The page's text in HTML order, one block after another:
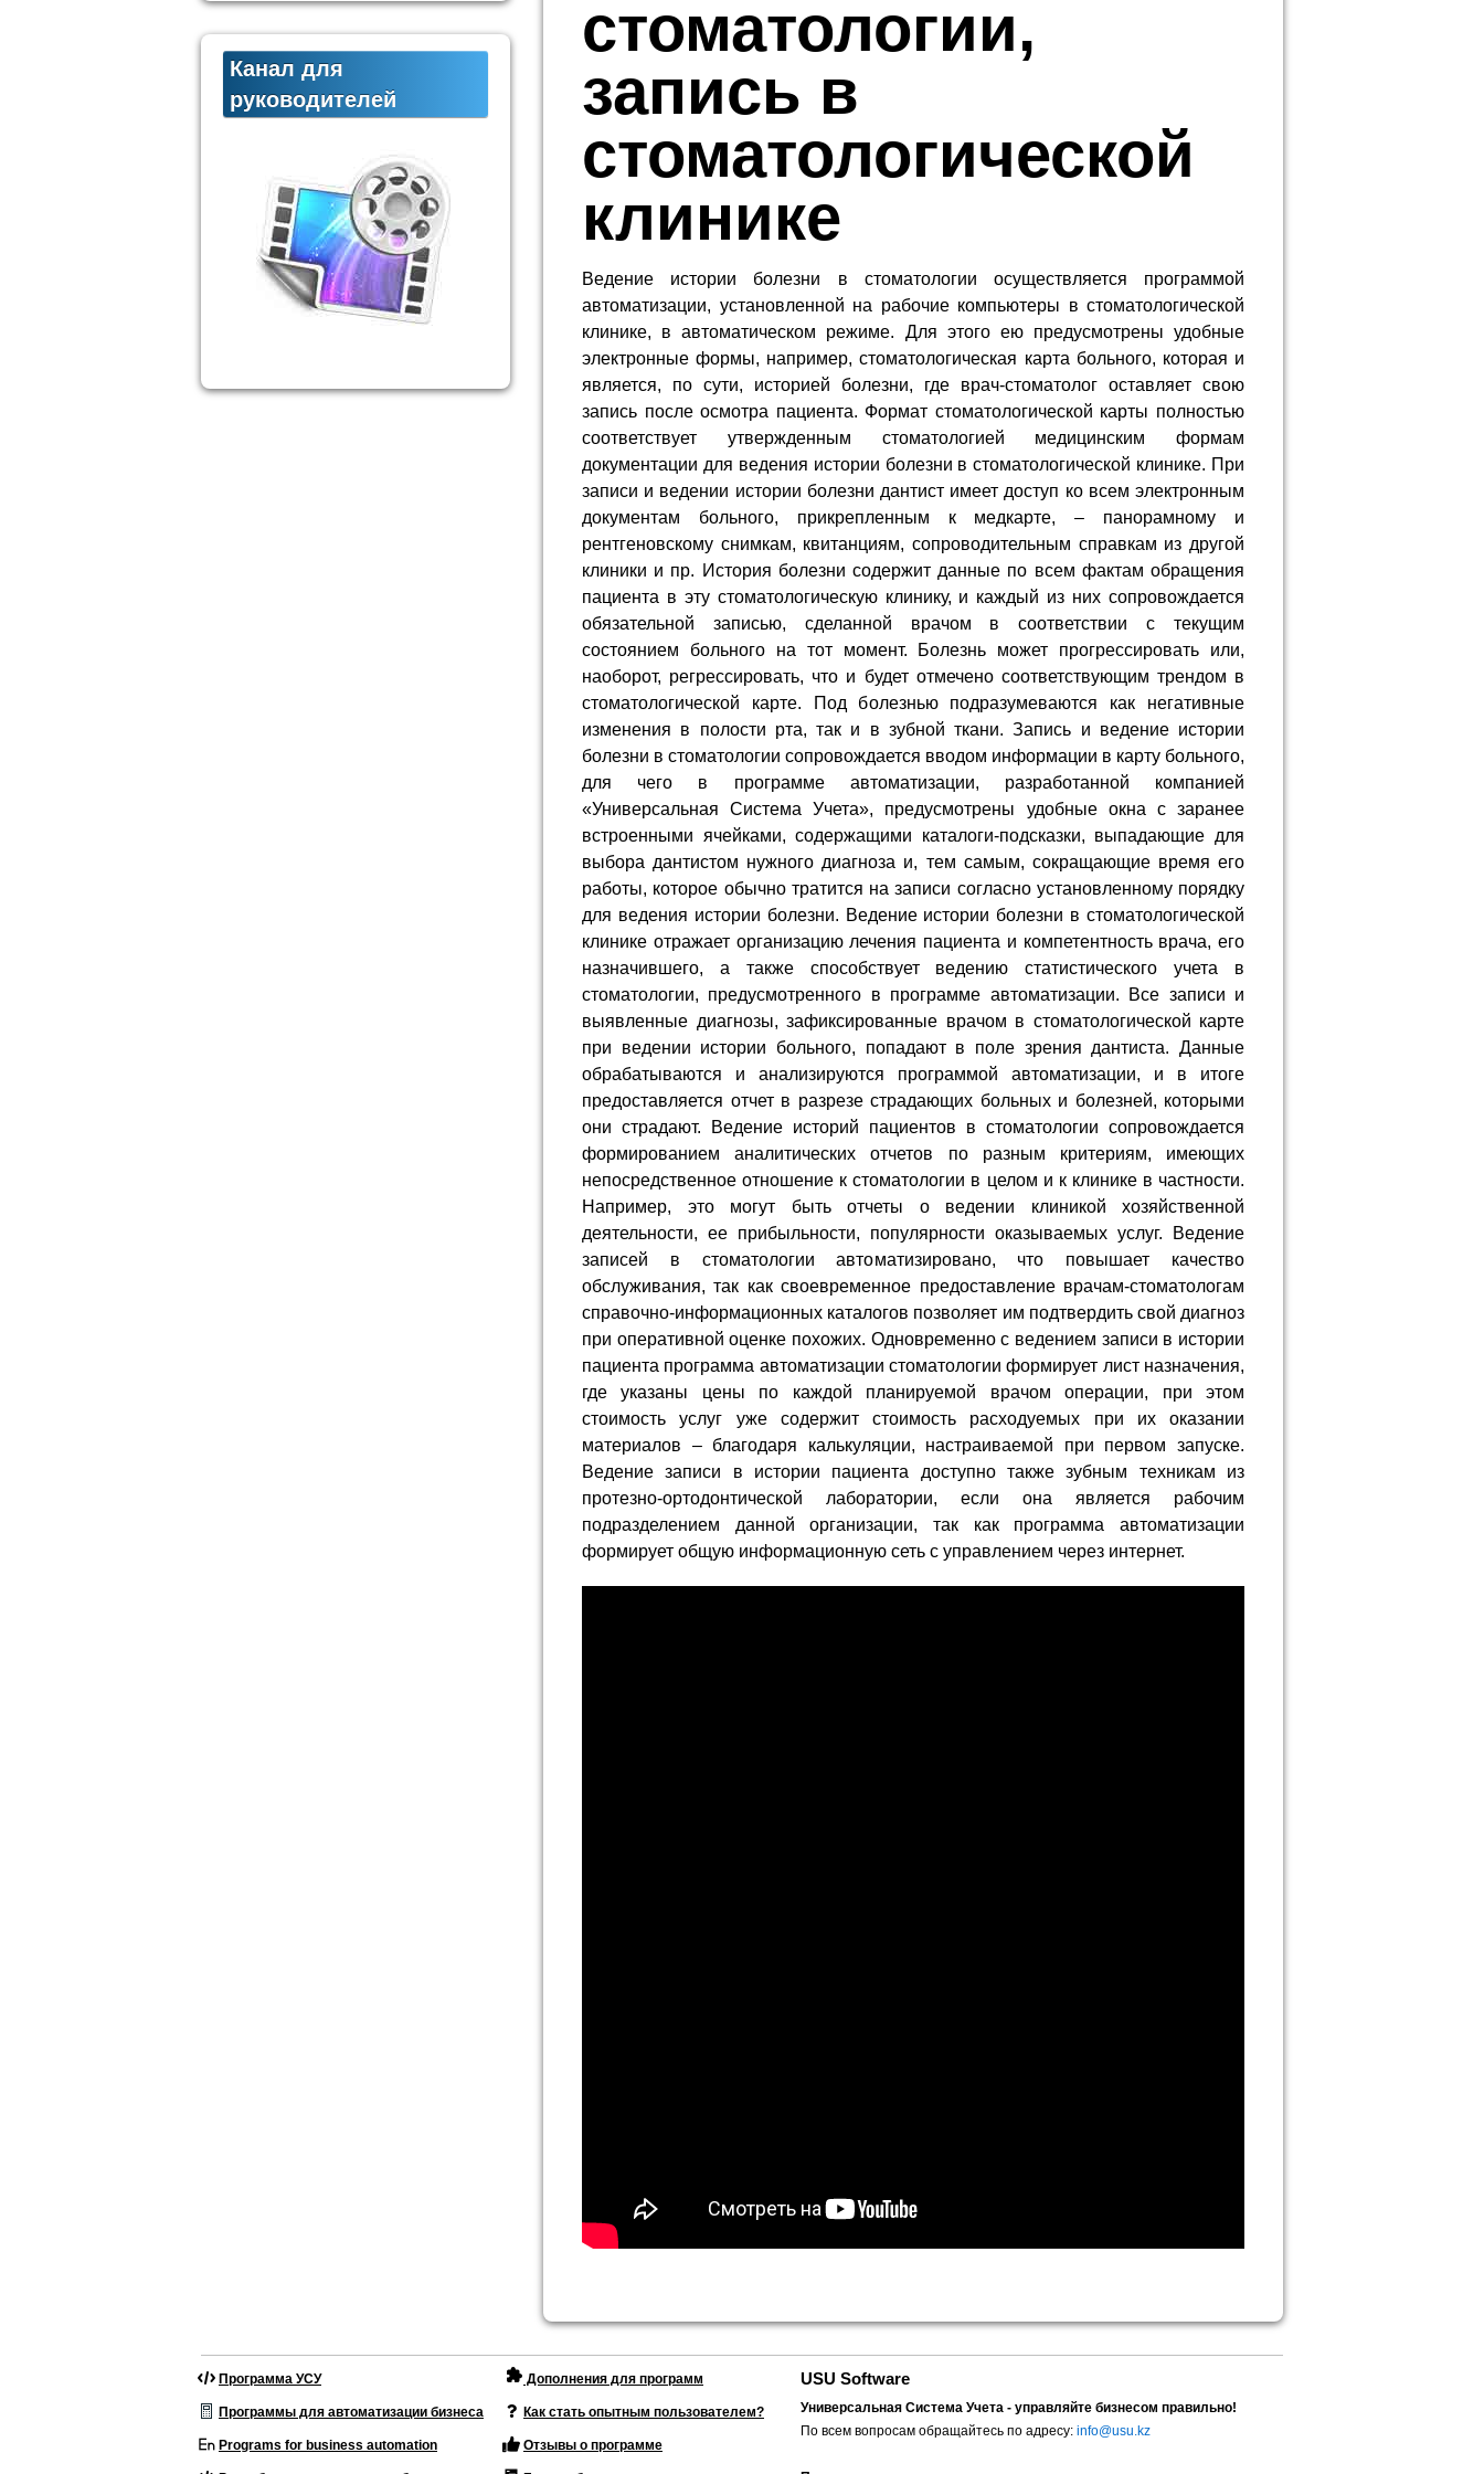
стоматологии,
запись в
стоматологической
клинике
Ведение истории болезни в стоматологии осуществляется программой
автоматизации, установленной на рабочие компьютеры в стоматологической
клинике, в автоматическом режиме. Для этого ею предусмотрены удобные
электронные формы, например, стоматологическая карта больного, которая и
является, по сути, историей болезни, где врач-стоматолог оставляет свою
запись после осмотра пациента. Формат стоматологической карты полностью
соответствует утвержденным стоматологией медицинским формам
документации для ведения истории болезни в стоматологической клинике. При
записи и ведении истории болезни дантист имеет доступ ко всем электронным
документам больного, прикрепленным к медкарте, – панорамному и
рентгеновскому снимкам, квитанциям, сопроводительным справкам из другой
клиники и пр. История болезни содержит данные по всем фактам обращения
пациента в эту стоматологическую клинику, и каждый из них сопровождается
обязательной записью, сделанной врачом в соответствии с текущим
состоянием больного на тот момент. Болезнь может прогрессировать или,
наоборот, регрессировать, что и будет отмечено соответствующим трендом в
стоматологической карте. Под болезнью подразумеваются как негативные
изменения в полости рта, так и в зубной ткани. Запись и ведение истории
болезни в стоматологии сопровождается вводом информации в карту больного,
для чего в программе автоматизации, разработанной компанией
«Универсальная Система Учета», предусмотрены удобные окна с заранее
встроенными ячейками, содержащими каталоги-подсказки, выпадающие для
выбора дантистом нужного диагноза и, тем самым, сокращающие время его
работы, которое обычно тратится на записи согласно установленному порядку
для ведения истории болезни. Ведение истории болезни в стоматологической
клинике отражает организацию лечения пациента и компетентность врача, его
назначившего, а также способствует ведению статистического учета в
стоматологии, предусмотренного в программе автоматизации. Все записи и
выявленные диагнозы, зафиксированные врачом в стоматологической карте
при ведении истории больного, попадают в поле зрения дантиста. Данные
обрабатываются и анализируются программой автоматизации, и в итоге
предоставляется отчет в разрезе страдающих больных и болезней, которыми
они страдают. Ведение историй пациентов в стоматологии сопровождается
формированием аналитических отчетов по разным критериям, имеющих
непосредственное отношение к стоматологии в целом и к клинике в частности.
Например, это могут быть отчеты о ведении клиникой хозяйственной
деятельности, ее прибыльности, популярности оказываемых услуг. Ведение
записей в стоматологии автоматизировано, что повышает качество
обслуживания, так как своевременное предоставление врачам-стоматологам
справочно-информационных каталогов позволяет им подтвердить свой диагноз
при оперативной оценке похожих. Одновременно с ведением записи в истории
пациента программа автоматизации стоматологии формирует лист назначения,
где указаны цены по каждой планируемой врачом операции, при этом
стоимость услуг уже содержит стоимость расходуемых при их оказании
материалов – благодаря калькуляции, настраиваемой при первом запуске.
Ведение записи в истории пациента доступно также зубным техникам из
протезно-ортодонтической лаборатории, если она является рабочим
подразделением данной организации, так как программа автоматизации
формирует общую информационную сеть с управлением через интернет.
Канал для
руководителей
Программа УСУ
Программы для автоматизации бизнеса
Programs for business automation
Дополнения для программ
Как стать опытным пользователем?
Отзывы о программе
USU Software
Универсальная Система Учета - управляйте бизнесом правильно!
По всем вопросам обращайтесь по адресу: info@usu.kz